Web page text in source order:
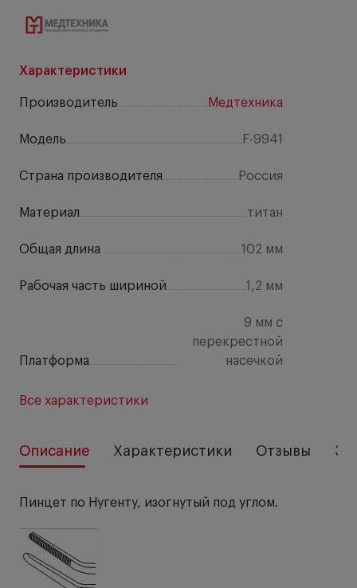
Характеристики
Производитель Медтехника
Модель F-9941
Страна производителя Россия
Материал титан
Общая длина 102 мм
Рабочая часть шириной 1,2 мм
Платформа
9 мм с
перекрестной
насечкой
Все характеристики
Описание Характеристики Отзывы
Пинцет по Нугенту, изогнутый под углом.